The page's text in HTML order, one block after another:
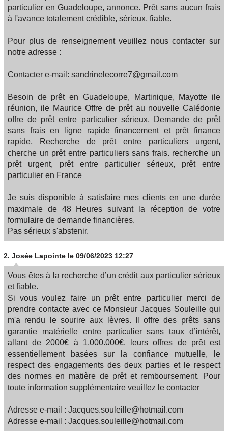
particulier en Guadeloupe, annonce. Prêt sans aucun frais
à l'avance totalement crédible, sérieux, fiable.
Pour plus de renseignement veuillez nous contacter sur
notre adresse :
Contacter e-mail: sandrinelecorre7@gmail.com
Besoin de prêt en Guadeloupe, Martinique, Mayotte ile
réunion, ile Maurice Offre de prêt au nouvelle Calédonie
offre de prêt entre particulier sérieux, Demande de prêt
sans frais en ligne rapide financement et prêt finance
rapide, Recherche de prêt entre particuliers urgent,
cherche un prêt entre particuliers sans frais. recherche un
prêt urgent, prêt entre particulier sérieux, prêt entre
particulier en France
Je suis disponible à satisfaire mes clients en une durée
maximale de 48 Heures suivant la réception de votre
formulaire de demande financières.
Pas sérieux s'abstenir.
2. Josée Lapointe le 09/06/2023 12:27
Vous êtes à la recherche d’un crédit aux particulier sérieux
et fiable.
Si vous voulez faire un prêt entre particulier merci de
prendre contacte avec ce Monsieur Jacques Souleille qui
m'a rendu le sourire aux lèvres. Il offre des prêts sans
garantie matérielle entre particulier sans taux d’intérêt,
allant de 2000€ à 1.000.000€. leurs offres de prêt est
essentiellement basées sur la confiance mutuelle, le
respect des engagements des deux parties et le respect
des normes en matière de prêt et remboursement. Pour
toute information supplémentaire veuillez le contacter
Adresse e-mail : Jacques.souleille@hotmail.com
Adresse e-mail : Jacques.souleille@hotmail.com